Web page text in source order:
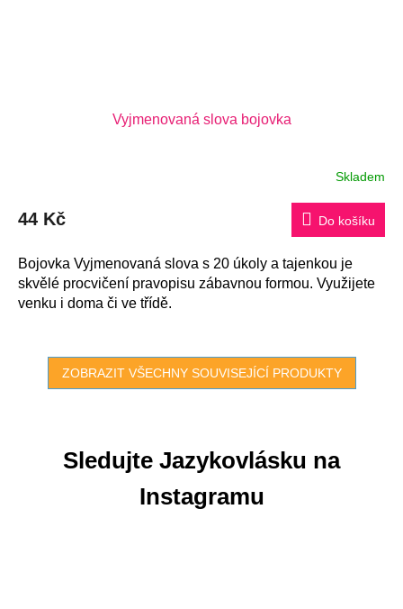
Vyjmenovaná slova bojovka
Skladem
44 Kč Do košíku
Bojovka Vyjmenovaná slova s 20 úkoly a tajenkou je
skvělé procvičení pravopisu zábavnou formou. Využijete
venku i doma či ve třídě.
ZOBRAZIT VŠECHNY SOUVISEJÍCÍ PRODUKTY
Sledujte Jazykovlásku na
Instagramu